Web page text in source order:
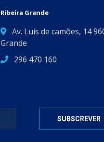
Ribeira Grande
Av. Luís de camões, 14
Grande
296 470 160